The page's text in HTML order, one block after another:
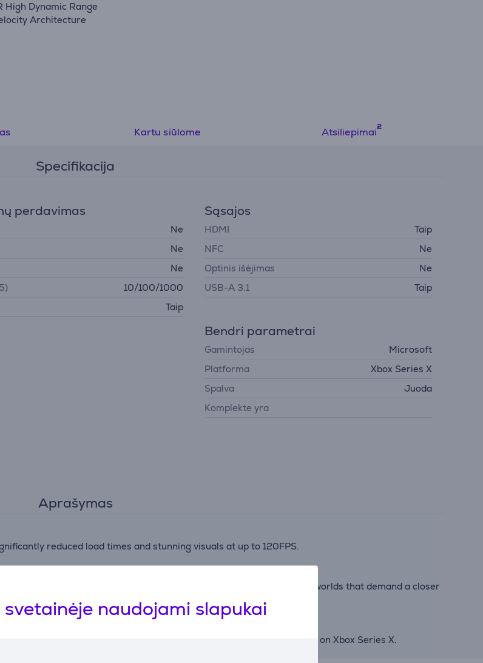
naudojami slapukai
High Dynamic Range
Architecture
Kartu siūlome Atsiliepimai
Specifikacija
perdavimas
Ne
Ne
Ne
10/100/1000
Taip
Sąsajos
HDMI
Taip
NFC
Ne
Optinis išėjimas
Ne
USB-A 3.1
Taip
Bendri parametrai
Gamintojas
Microsoft
Platforma
Xbox Series X
Spalva
Juoda
Komplekte yra
Aprašymas
reduced load times and stunning visuals at up to 120FPS.
(SOC) work with AMD’s Zen 2 and RDNA 2 architectures to result in worlds that demand a closer
of favorites across four generations of Xbox look and play best on Xbox Series X.